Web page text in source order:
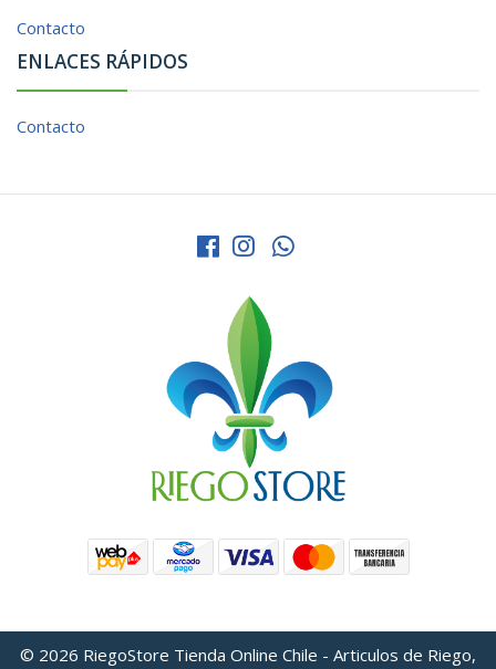
Contacto
ENLACES RÁPIDOS
Contacto
© 2026 RiegoStore Tienda Online Chile - Articulos de Riego,